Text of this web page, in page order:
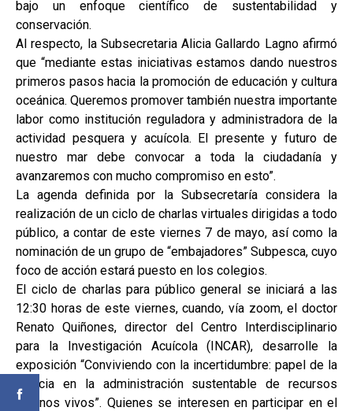
bajo un enfoque científico de sustentabilidad y
conservación.
Al respecto, la Subsecretaria Alicia Gallardo Lagno afirmó
que “mediante estas iniciativas estamos dando nuestros
primeros pasos hacia la promoción de educación y cultura
oceánica. Queremos promover también nuestra importante
labor como institución reguladora y administradora de la
actividad pesquera y acuícola. El presente y futuro de
nuestro mar debe convocar a toda la ciudadanía y
avanzaremos con mucho compromiso en esto”.
La agenda definida por la Subsecretaría considera la
realización de un ciclo de charlas virtuales dirigidas a todo
público, a contar de este viernes 7 de mayo, así como la
nominación de un grupo de “embajadores” Subpesca, cuyo
foco de acción estará puesto en los colegios.
El ciclo de charlas para público general se iniciará a las
12:30 horas de este viernes, cuando, vía zoom, el doctor
Renato Quiñones, director del Centro Interdisciplinario
para la Investigación Acuícola (INCAR), desarrolle la
exposición “Conviviendo con la incertidumbre: papel de la
ciencia en la administración sustentable de recursos
marinos vivos”. Quienes se interesen en participar en el